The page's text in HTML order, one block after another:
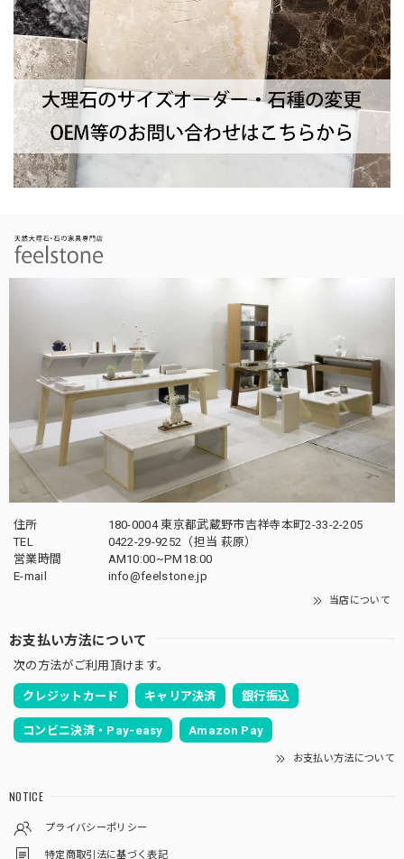
住所
180-0004 東京都武蔵野市吉祥寺本町2-33-2-205
TEL
0422-29-9252 （担当 萩原）
営業時間
AM10:00~PM18:00
E-mail
info@feelstone.jp
当店について
お支払い方法について
次の方法がご利用頂けます。
クレジットカード キャリア決済 銀行振込
コンビニ決済・Pay-easy Amazon Pay
お支払い方法について
NOTICE
プライバシーポリシー
特定商取引法に基づく表記